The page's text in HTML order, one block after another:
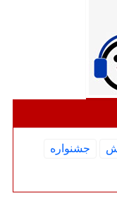
جشنواره